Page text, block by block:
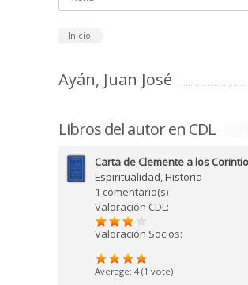
Inicio
Ayán, Juan José
Libros del autor en CDL
Carta de Clemente a los
Espiritualidad,Historia
1 comentario(s)
Valoración CDL:
Valoración Socios:
Average: 4 (1 vote)